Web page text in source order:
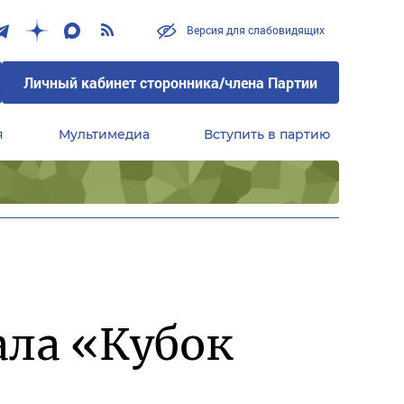
Версия для слабовидящих
Личный кабинет сторонника/члена Партии
Мультимедиа Вступить в партию
«Кубок